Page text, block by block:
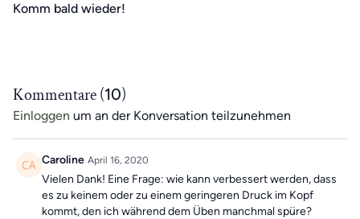
Komm bald wieder!
Kommentare (10)
Einloggen um an der Konversation teilzunehmen
Caroline April 16, 2020
Vielen Dank! Eine Frage: wie kann verbessert werden, dass
es zu keinem oder zu einem geringeren Druck im Kopf
kommt, den ich während dem Üben manchmal spüre?